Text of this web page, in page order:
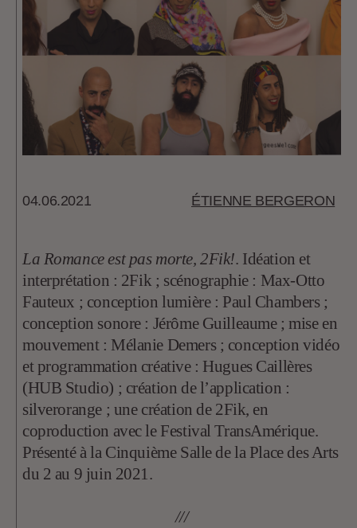
04.06.2021 ÉTIENNE BERGERON
La Romance est pas morte, 2Fik!. Idéation et
interprétation : 2Fik ; scénographie : Max-Otto
Fauteux ; conception lumière : Paul Chambers ;
conception sonore : Jérôme Guilleaume ; mise en
mouvement : Mélanie Demers ; conception vidéo
et programmation créative : Hugues Caillères
(HUB Studio) ; création de l’application :
silverorange ; une création de 2Fik, en
coproduction avec le Festival TransAmérique.
Présenté à la Cinquième Salle de la Place des Arts
du 2 au 9 juin 2021.
///